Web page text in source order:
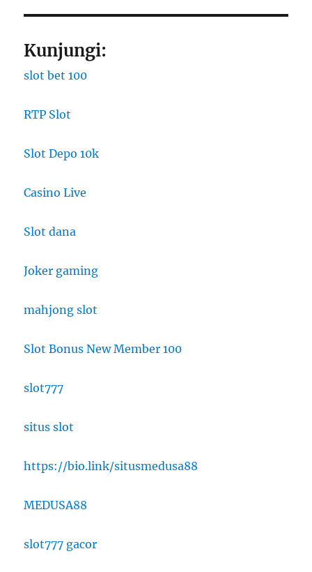
Kunjungi:
slot bet 100
RTP Slot
Slot Depo 10k
Casino Live
Slot dana
Joker gaming
mahjong slot
Slot Bonus New Member 100
slot777
situs slot
https://bio.link/situsmedusa88
MEDUSA88
slot777 gacor